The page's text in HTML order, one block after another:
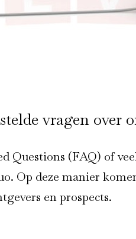
vragen
Questions (FAQ) of
Op deze manier
en prospects.